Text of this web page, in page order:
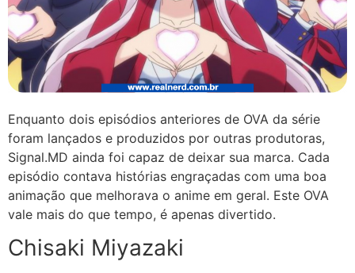
Enquanto dois episódios anteriores de OVA da série
foram lançados e produzidos por outras produtoras,
Signal.MD ainda foi capaz de deixar sua marca. Cada
episódio contava histórias engraçadas com uma boa
animação que melhorava o anime em geral. Este OVA
vale mais do que tempo, é apenas divertido.
Chisaki Miyazaki